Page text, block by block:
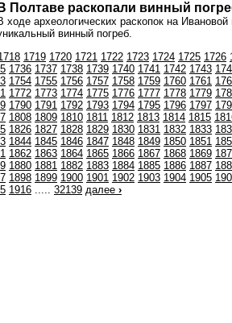
В Полтаве раскопали винный
ходе археологических раскопок на
винный погреб.
1719 1720 1721 1722 1723 1724 1725 1726
1736 1737 1738 1739 1740 1741 1742 1743
1754 1755 1756 1757 1758 1759 1760 1761
1772 1773 1774 1775 1776 1777 1778 1779
1790 1791 1792 1793 1794 1795 1796 1797
1808 1809 1810 1811 1812 1813 1814 1815
1826 1827 1828 1829 1830 1831 1832 1833
1844 1845 1846 1847 1848 1849 1850 1851
1862 1863 1864 1865 1866 1867 1868 1869
1880 1881 1882 1883 1884 1885 1886 1887
1898 1899 1900 1901 1902 1903 1904 1905
1916 ..... 32139 далее ›